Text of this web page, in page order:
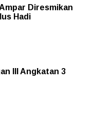
Diresmikan
Hadi
III Angkatan 3